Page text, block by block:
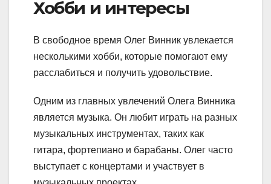
Хобби и интересы
В свободное время Олег Винник увлекается
несколькими хобби, которые помогают ему
расслабиться и получить удовольствие.
Одним из главных увлечений Олега Винника
является музыка. Он любит играть на разных
музыкальных инструментах, таких как
гитара, фортепиано и барабаны. Олег часто
выступает с концертами и участвует в